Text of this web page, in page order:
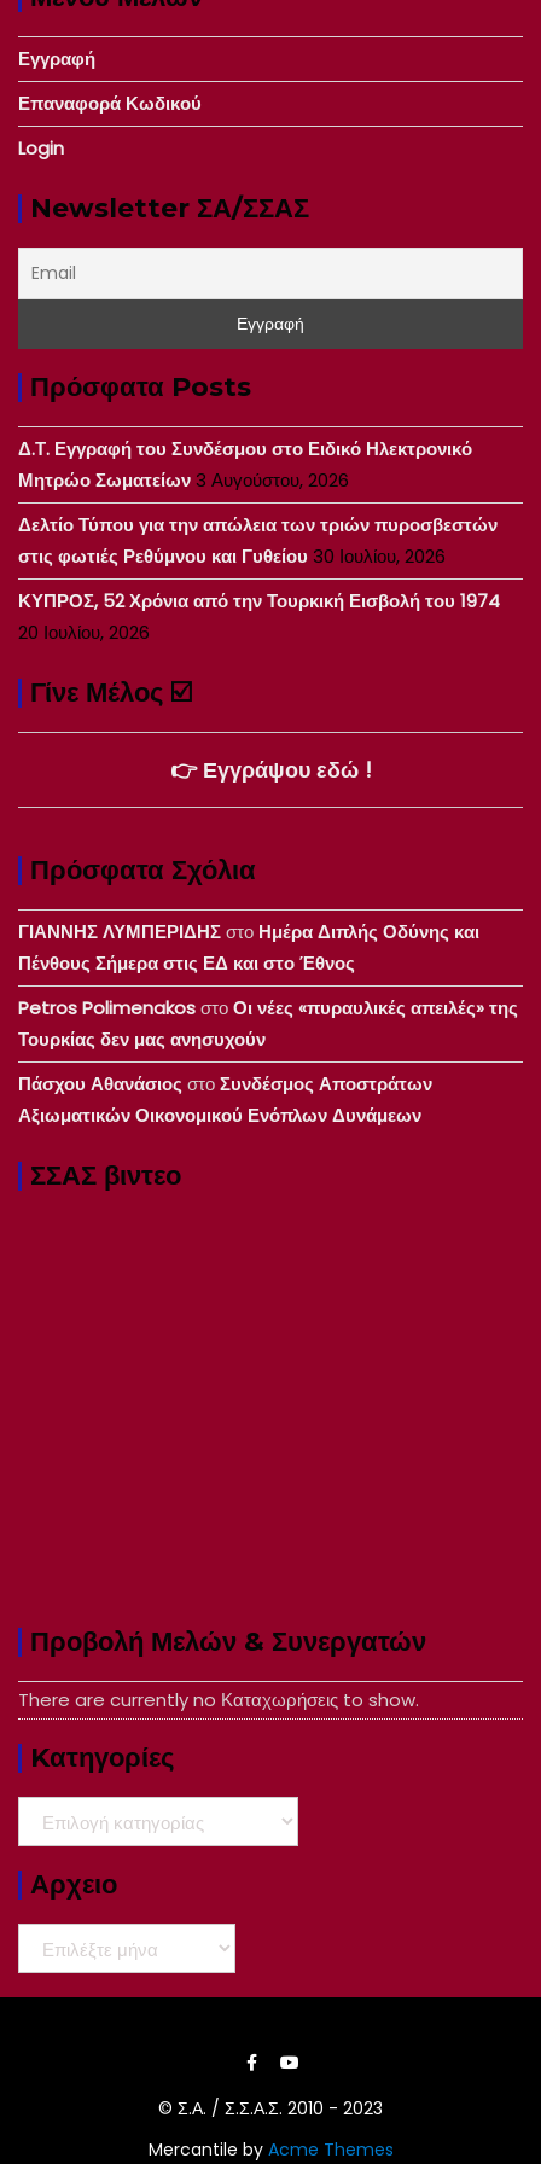
Εγγραφή
Επαναφορά Κωδικού
Login
Newsletter ΣΑ/ΣΣΑΣ
Πρόσφατα Posts
Δ.Τ. Εγγραφή του Συνδέσμου στο Ειδικό Ηλεκτρονικό
Μητρώο Σωματείων3 Αυγούστου, 2026
Δελτίο Τύπου για την απώλεια των τριών πυροσβεστών
στις φωτιές Ρεθύμνου και Γυθείου 30 Ιουλίου, 2026
ΚΥΠΡΟΣ, 52 Χρόνια από την Τουρκική Εισβολή του 1974
20 Ιουλίου, 2026
Γίνε Μέλος ☑️
👉 Εγγράψου εδώ !
Πρόσφατα Σχόλια
ΓΙΑΝΝΗΣ ΛΥΜΠΕΡΙΔΗΣστο Ημέρα Διπλής Οδύνης και
Πένθους Σήμερα στις ΕΔ και στο Έθνος
Petros PolimenakosστοΟι νέες «πυραυλικές απειλές» της
Τουρκίας δεν μας ανησυχούν
Πάσχου Αθανάσιος στοΣυνδέσμος Αποστράτων
Αξιωματικών Οικονομικού Ενόπλων Δυνάμεων
ΣΣΑΣ βιντεο
Προβολή Μελών & Συνεργατών
There are currently no Καταχωρήσεις to show.
Kατηγορίες
Αρχειο
© Σ.Α. / Σ.Σ.Α.Σ. 2010 - 2023
Mercantile by Acme Themes